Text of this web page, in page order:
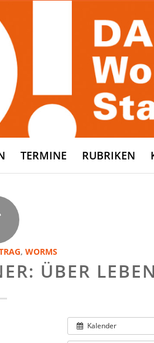
TERMINE RUBRIKEN
, WORMS
ÜBER LEBEN
Kalender